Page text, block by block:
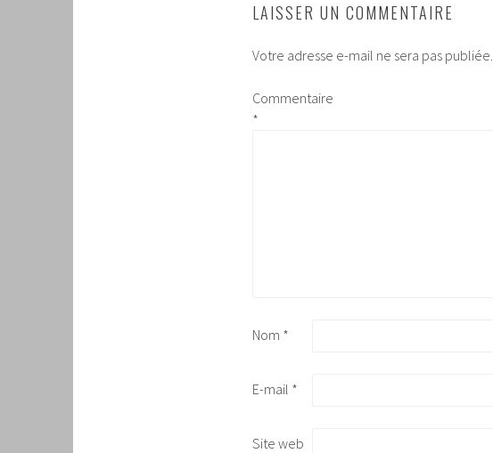
LAISSER UN COMMENTAIRE
Votre adresse e-mail ne sera pas publiée.
Commentaire
*
Nom *
E-mail *
Site web